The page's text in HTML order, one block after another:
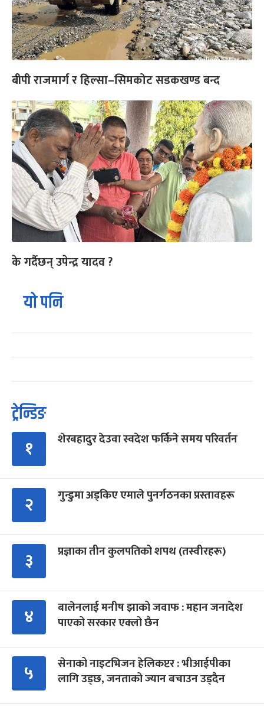
बीपी राजमार्ग र हिल्सा–सिमकोट सडकखण्ड बन्द
के गर्दैछन् उपेन्द्र यादव ?
यो पनि
ट्रेन्डिङ
१ शेरबहादुर देउवा स्वदेश फर्किने समय परिवर्तन
२ गुन्डुमा अड्किए एमाले पुनर्गठनका प्रस्तावहरू
३ प्रज्ञाका तीन कुलपतिको शपथ (तस्वीरहरू)
४
बालेनलाई मनीष झाको जवाफ : महान जनादेश
पाएको सरकार एक्लो छैन
५
सेनाको नाइटभिजन हेलिकप्टर : भीआईपीका
लागि उड्छ, जनताको ज्यान बचाउन उड्दैन